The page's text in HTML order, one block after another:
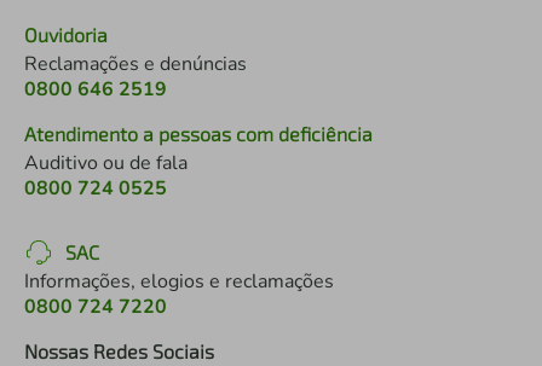
Ouvidoria
Reclamações e denúncias
0800 646 2519
Atendimento a pessoas com deficiência
Auditivo ou de fala
0800 724 0525
SAC
Informações, elogios e reclamações
0800 724 7220
Nossas Redes Sociais